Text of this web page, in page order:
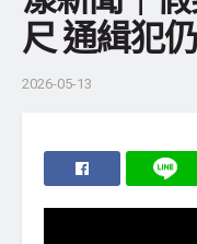
尺 通緝犯
2026-05-13